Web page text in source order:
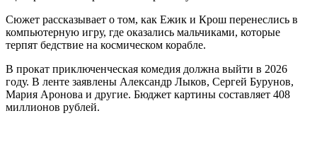
Сюжет рассказывает о том, как Ежик и Крош перенеслись в
компьютерную игру, где оказались мальчиками, которые
терпят бедствие на космическом корабле.
В прокат приключенческая комедия должна выйти в 2026
году. В ленте заявлены Александр Лыков, Сергей Бурунов,
Мария Аронова и другие. Бюджет картины составляет 408
миллионов рублей.